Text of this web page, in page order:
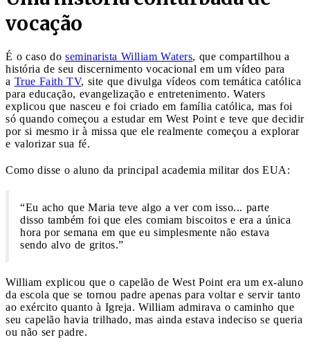
vocação
É o caso do seminarista William Waters, que compartilhou a
história de seu discernimento vocacional em um vídeo para
a True Faith TV, site que divulga vídeos com temática católica
para educação, evangelização e entretenimento. Waters
explicou que nasceu e foi criado em família católica, mas foi
só quando começou a estudar em West Point e teve que decidir
por si mesmo ir à missa que ele realmente começou a explorar
e valorizar sua fé.
Como disse o aluno da principal academia militar dos EUA:
“Eu acho que Maria teve algo a ver com isso... parte
disso também foi que eles comiam biscoitos e era a única
hora por semana em que eu simplesmente não estava
sendo alvo de gritos.”
William explicou que o capelão de West Point era um ex-aluno
da escola que se tornou padre apenas para voltar e servir tanto
ao exército quanto à Igreja. William admirava o caminho que
seu capelão havia trilhado, mas ainda estava indeciso se queria
ou não ser padre.